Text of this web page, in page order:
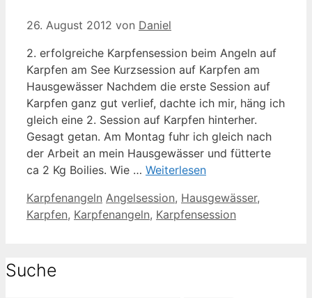
26. August 2012 von Daniel
2. erfolgreiche Karpfensession beim Angeln auf
Karpfen am See Kurzsession auf Karpfen am
Hausgewässer Nachdem die erste Session auf
Karpfen ganz gut verlief, dachte ich mir, häng ich
gleich eine 2. Session auf Karpfen hinterher.
Gesagt getan. Am Montag fuhr ich gleich nach
der Arbeit an mein Hausgewässer und fütterte
ca 2 Kg Boilies. Wie … Weiterlesen
Kategorien
Karpfenangeln Schlagwörter
Angelsession, Hausgewässer,
Karpfen, Karpfenangeln, Karpfensession
Suche